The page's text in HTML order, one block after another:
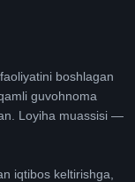
boshlagan
guvohnoma
Loyiha muassisi —
iqtibos keltirishga,